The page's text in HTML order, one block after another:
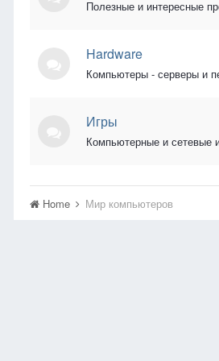
Полезные и интересные
Hardware
Компьютеры - серверы и
Игры
Компьютерные и сетевые
Home Мир компьютеров